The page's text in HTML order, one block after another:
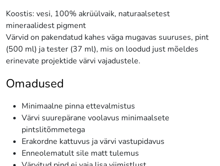
Koostis: vesi, 100% akrüülvaik, naturaalsetest
mineraalidest pigment
Värvid on pakendatud kahes väga mugavas suuruses, pint
(500 ml) ja tester (37 ml), mis on loodud just mõeldes
erinevate projektide värvi vajadustele.
Omadused
Minimaalne pinna ettevalmistus
Värvi suurepärane voolavus minimaalsete
pintslitõmmetega
Erakordne kattuvus ja värvi vastupidavus
Enneolematult sile matt tulemus